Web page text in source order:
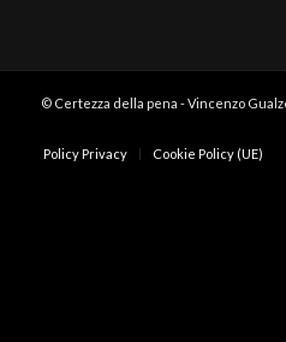
© Certezza della pena - Vincenzo
Policy Privacy Cookie Policy (UE)